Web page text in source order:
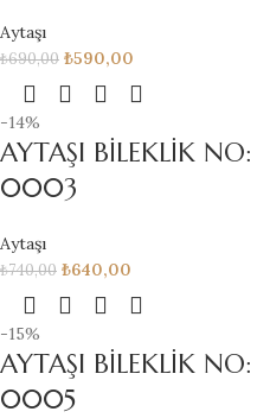
Aytaşı
₺690,00 ₺590,00
-14%
AYTAŞI BİLEKLİK NO:
0003
Aytaşı
₺740,00 ₺640,00
-15%
AYTAŞI BİLEKLİK NO:
0005